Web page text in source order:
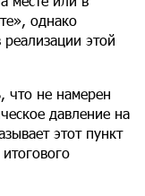
однако
этой
что не намерен
давление на
этот пункт